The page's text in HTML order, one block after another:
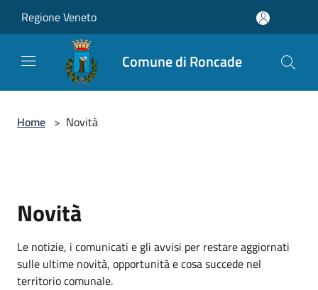
Regione Veneto
Comune di Roncade
Home > Novità
Novità
Le notizie, i comunicati e gli avvisi per restare aggiornati
sulle ultime novità, opportunità e cosa succede nel
territorio comunale.